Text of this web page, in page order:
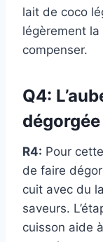
lait de coco
légèrement
compenser.
Q4:
R4: Pour
de faire
cuit avec du
saveurs.
cuisson aide